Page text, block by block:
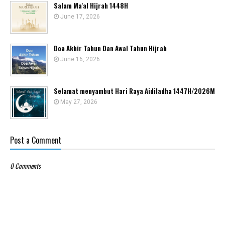
Salam Ma'al Hijrah 1448H
June 17, 2026
Doa Akhir Tahun Dan Awal Tahun Hijrah
June 16, 2026
Selamat menyambut Hari Raya Aidiladha 1447H/2026M
May 27, 2026
Post a Comment
0 Comments